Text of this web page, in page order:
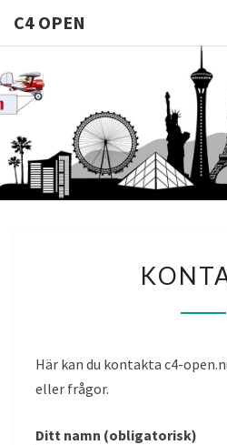
C4 OPEN
Här kan du kontakta c4-
eller frågor.
Ditt namn (obligatorisk)